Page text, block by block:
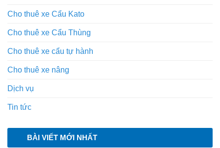
Cho thuê xe Cẩu Kato
Cho thuê xe Cẩu Thùng
Cho thuê xe cẩu tự hành
Cho thuê xe nâng
Dịch vụ
Tin tức
BÀI VIẾT MỚI NHẤT